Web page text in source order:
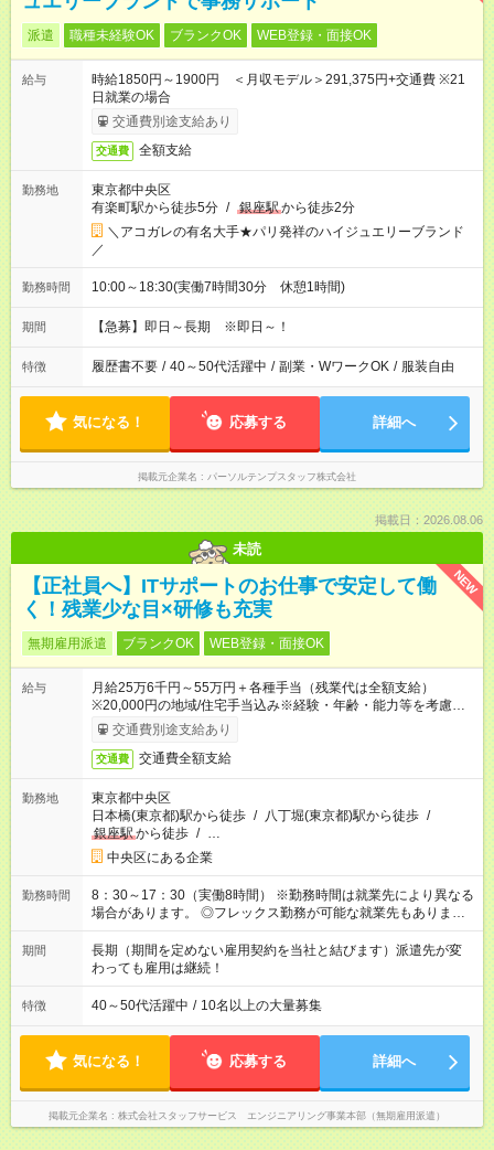
派遣 職種未経験OK ブランクOK WEB登録・面接OK
給与
時給1850円～1900円 ＜月収モデル＞291,375円+交通費 ※21
日就業の場合
交通費別途支給あり
交通費 全額支給
勤務地
東京都中央区
有楽町駅から徒歩5分 / 銀座駅から徒歩2分
＼アコガレの有名大手★パリ発祥のハイジュエリーブランド
／
勤務時間 10:00～18:30(実働7時間30分 休憩1時間)
期間 【急募】即日～長期 ※即日～！
特徴 履歴書不要 / 40～50代活躍中 / 副業・WワークOK / 服装自由
気になる！ 応募する 詳細へ
掲載元企業名 パーソルテンプスタッフ株式会社
掲載日：2026.08.06
未読
NEW
【正社員へ】ITサポートのお仕事で安定して働
く！残業少な目×研修も充実
無期雇用派遣 ブランクOK WEB登録・面接OK
給与
月給25万6千円～55万円＋各種手当（残業代は全額支給）
※20,000円の地域/住宅手当込み※経験・年齢・能力等を考慮し
て加給・優遇します。★同一就業先で1年以上継続したら月1万
円の継続手当支給
交通費別途支給あり
交通費 交通費全額支給
勤務地
東京都中央区
日本橋(東京都)駅から徒歩 / 八丁堀(東京都)駅から徒歩 /
銀座駅から徒歩 / …
中央区にある企業
勤務時間
8：30～17：30（実働8時間） ※勤務時間は就業先により異なる
場合があります。 ◎フレックス勤務が可能な就業先もありま
す。 ◎今よりもさらに働きやすい環境をつくるべく、 働き方
改革に全社をあげて取り組んでいます。
期間
長期（期間を定めない雇用契約を当社と結びます）派遣先が変
わっても雇用は継続！
特徴 40～50代活躍中 / 10名以上の大量募集
気になる！ 応募する 詳細へ
掲載元企業名 株式会社スタッフサービス エンジニアリング事業本部（無期雇用派遣）